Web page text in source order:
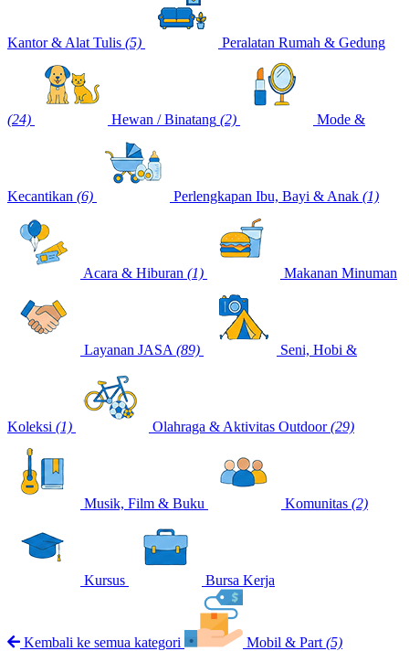
Kantor & Alat Tulis (5) Peralatan Rumah & Gedung
(24) Hewan / Binatang (2) Mode &
Kecantikan (6) Perlengkapan Ibu, Bayi & Anak (1)
Acara & Hiburan (1) Makanan Minuman
Layanan JASA (89) Seni, Hobi &
Koleksi (1) Olahraga & Aktivitas Outdoor (29)
Musik, Film & Buku Komunitas (2)
Kursus Bursa Kerja
Kembali ke semua kategori Mobil & Part (5)